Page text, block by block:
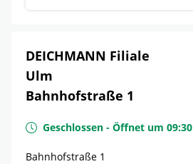
DEICHMANN Filiale
Ulm
Bahnhofstraße 1
Geschlossen - Öffnet um 09:30
Bahnhofstraße 1